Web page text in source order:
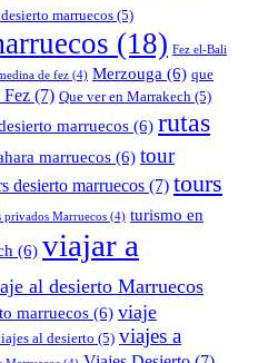
marruecos (5)
(18) Fez el-Bali
de fez (4) Merzouga (6) que
Fez (7) Que ver en Marrakech (5)
marruecos (6) rutas
marruecos (6) tour
desierto marruecos (7) tours
privados Marruecos (4) turismo en
(6) viajar a
al desierto Marruecos
marruecos (6) viaje
al desierto (5) viajes a